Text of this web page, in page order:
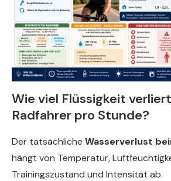
Wie viel Flüssigkeit
Radfahrer pro Stunde?
Der tatsächliche Wasserverlust
hängt von Temperatur,
Trainingszustand und Intensität ab.